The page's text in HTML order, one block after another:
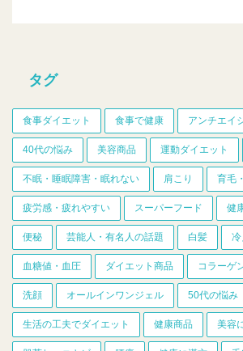
タグ
食事ダイエット 食事で健康 アンチエイ
40代の悩み 美容商品 運動ダイエット
不眠・睡眠障害・眠れない 肩こり 育毛
疲労感・疲れやすい スーパーフード 健
便秘 芸能人・有名人の話題 白髪
血糖値・血圧 ダイエット商品 コラーゲ
洗顔 オールインワンジェル 50代の悩み
生活の工夫でダイエット 健康商品 美容